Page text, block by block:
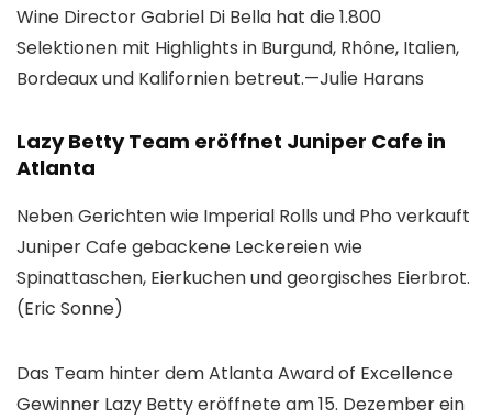
Wine Director Gabriel Di Bella hat die 1.800
Selektionen mit Highlights in Burgund, Rhône, Italien,
Bordeaux und Kalifornien betreut.—Julie Harans
Lazy Betty Team eröffnet Juniper Cafe in
Atlanta
Neben Gerichten wie Imperial Rolls und Pho verkauft
Juniper Cafe gebackene Leckereien wie
Spinattaschen, Eierkuchen und georgisches Eierbrot.
(Eric Sonne)
Das Team hinter dem Atlanta Award of Excellence
Gewinner Lazy Betty eröffnete am 15. Dezember ein